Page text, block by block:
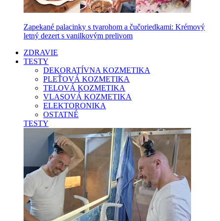
Zapekané palacinky s tvarohom a čučoriedkami: Krémový
letný dezert s vanilkovým prelivom
ZDRAVIE
TESTY
DEKORATÍVNA KOZMETIKA
PLEŤOVÁ KOZMETIKA
TELOVÁ KOZMETIKA
VLASOVÁ KOZMETIKA
ELEKTORONIKA
OSTATNÉ
TESTY